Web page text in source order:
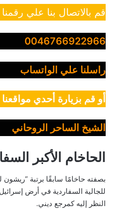
قم بالاتصال بنا علي رقمنا
0046766922966
راسلنا علي الواتساب
أو قم بزيارة أحدي
الشيخ الساحر الروحاني
الحاخام الأكبر
بصفته حاخامًا سابقًا برتبة “ريشون
للجالية السفاردية في أرض
النظر إليه كمرجع ديني.